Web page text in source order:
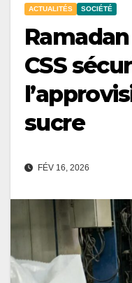
ACTUALITÉS SOCIÉTÉ
CSS
sucre
FÉV 16, 2026